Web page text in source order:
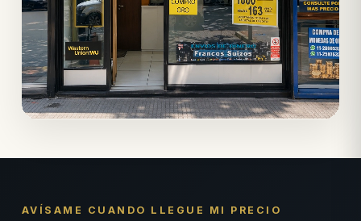
AVÍSAME CUANDO LLEGUE MI PRECIO